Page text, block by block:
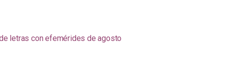
letras con efemérides de agosto